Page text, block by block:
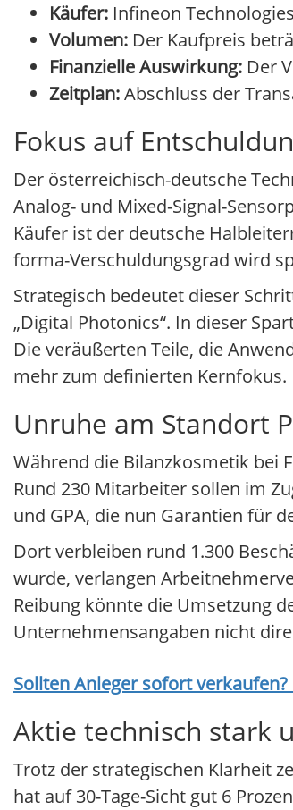
Käufer: Infineon
Volumen: Der Kaufpreis
Finanzielle Auswirkung: Der
Zeitplan:Abschluss der
Fokus auf
Der österreichisch-deutsche
Analog- und Mixed-Signal-
Käufer ist der deutsche
forma-Verschuldungsgrad wird
Strategisch bedeutet dieser
„Digital Photonics“. In dieser
Die veräußerten Teile, die
mehr zum definierten Kernfokus.
Unruhe am Standort
Während die Bilanzkosmetik bei
Rund 230 Mitarbeiter sollen im
und GPA, die nun Garantien für
Dort verbleiben rund 1.300
wurde, verlangen
Reibung könnte die Umsetzung
Unternehmensangaben nicht
Sollten Anleger sofort
Aktie technisch stark
Trotz der strategischen Klarheit
hat auf 30-Tage-Sicht gut 6